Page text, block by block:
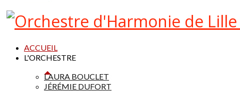
ACCUEIL
L'ORCHESTRE
LAURA BOUCLET
JÉRÉMIE DUFORT